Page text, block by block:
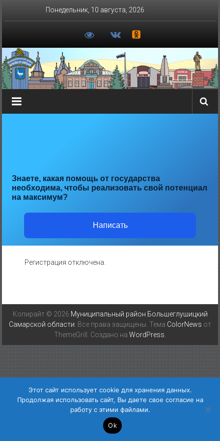
Понедельник, 10 августа, 2026
Знаете, какая помощь от государства
необходима, чтобы реализовать свой потенциал
на максимум?
Написать
Регистрация отключена.
Копирайт © 2026 Муниципальный район Большеглушицкий
Самарской области . Все права защищены. Тема ColorNews от
ThemeGrill. Создано на WordPress
Этот сайт использует cookie для хранения данных.
Продолжая использовать сайт, Вы даете свое согласие на
работу с этими файлами.
Ok